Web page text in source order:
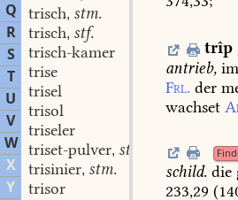
Q
R
S
T
U
V
W
X
Y
trisch, stm.
trisch, stf.
trisch-kamer
trise
trisel
trisol
triseler
triset-pulver, stn.
trisinier, stm.
trisor
trîp
antrieb,
Frl. der
wachset
schild. die
233,29 (